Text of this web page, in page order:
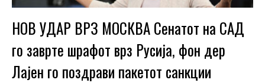
НОВ УДАР ВРЗ МОСКВА Сенатот на САД
го заврте шрафот врз Русија, фон дер
Лајен го поздрави пакетот санкции